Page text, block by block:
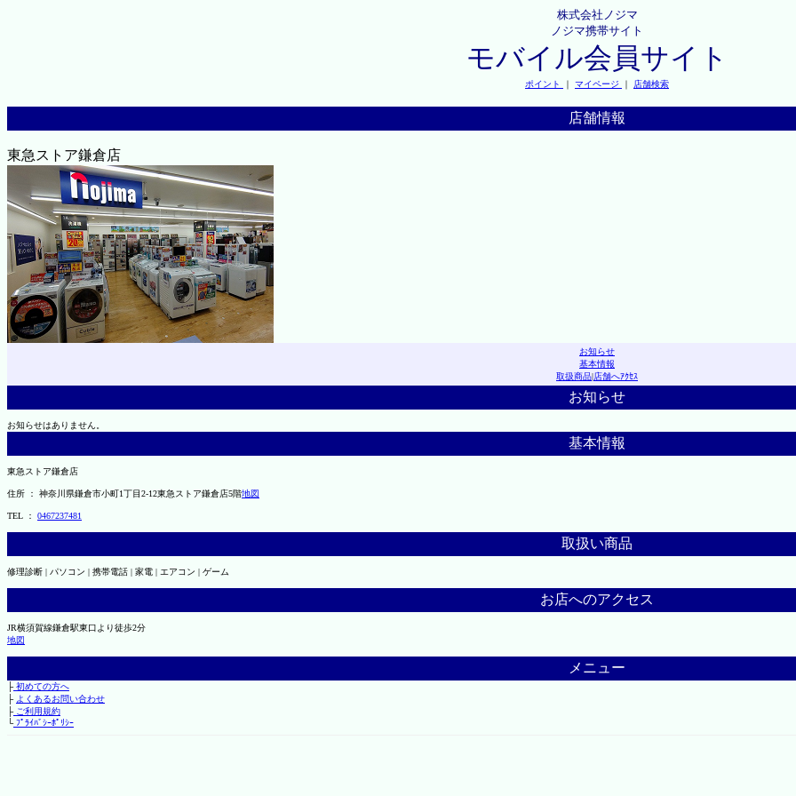
株式会社ノジマ
ノジマ携帯サイト
モバイル会員サイト
ポイント ｜ マイページ ｜ 店舗検索
店舗情報
東急ストア鎌倉店
お知らせ
基本情報
取扱商品|店舗へｱｸｾｽ
お知らせ
お知らせはありません。
基本情報
東急ストア鎌倉店
住所 ： 神奈川県鎌倉市小町1丁目2-12東急ストア鎌倉店5階地図
TEL ： 0467237481
取扱い商品
修理診断 | パソコン | 携帯電話 | 家電 | エアコン | ゲーム
お店へのアクセス
JR横須賀線鎌倉駅東口より徒歩2分
地図
メニュー
├初めての方へ
├ よくあるお問い合わせ
├ご利用規約
└ﾌﾟﾗｲﾊﾞｼｰﾎﾟﾘｼｰ